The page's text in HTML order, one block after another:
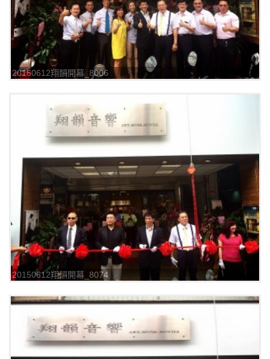
20150612翔韻開幕_8006
20150612翔韻開幕_8074